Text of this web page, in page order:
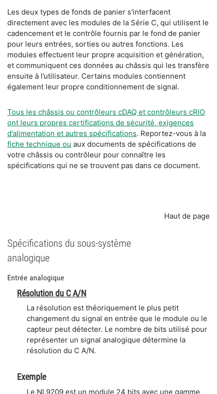
Les deux types de fonds de panier s'interfacent
directement avec les modules de la Série C, qui utilisent le
cadencement et le contrôle fournis par le fond de panier
pour leurs entrées, sorties ou autres fonctions. Les
modules effectuent leur propre acquisition et génération,
et communiquent ces données au châssis qui les transfère
ensuite à l’utilisateur. Certains modules contiennent
également leur propre conditionnement de signal.
Tous les châssis ou contrôleurs cDAQ et contrôleurs cRIO
ont leurs propres certifications de sécurité, exigences
d’alimentation et autres spécifications. Reportez-vous à la
fiche technique ou aux documents de spécifications de
votre châssis ou contrôleur pour connaître les
spécifications qui ne se trouvent pas dans ce document.
Haut de page
Spécifications du sous-système
analogique
Entrée analogique
Résolution du C A/N
La résolution est théoriquement le plus petit
changement du signal en entrée que le module ou le
capteur peut détecter. Le nombre de bits utilisé pour
représenter un signal analogique détermine la
résolution du C A/N.
Exemple
Le NI 9209 est un module 24 bits avec une gamme